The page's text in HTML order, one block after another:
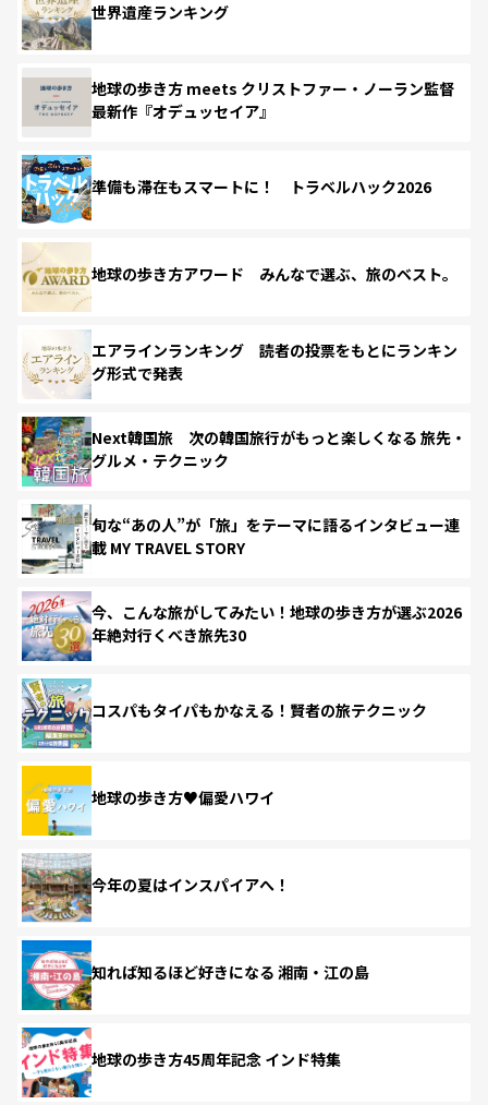
世界遺産ランキング
地球の歩き方 meets クリストファー・ノーラン監督
最新作『オデュッセイア』
準備も滞在もスマートに！ トラベルハック2026
地球の歩き方アワード みんなで選ぶ、旅のベスト。
エアラインランキング 読者の投票をもとにランキン
グ形式で発表
Next韓国旅 次の韓国旅行がもっと楽しくなる 旅先・
グルメ・テクニック
旬な“あの人”が「旅」をテーマに語るインタビュー連
載 MY TRAVEL STORY
今、こんな旅がしてみたい！地球の歩き方が選ぶ2026
年絶対行くべき旅先30
コスパもタイパもかなえる！賢者の旅テクニック
地球の歩き方♥偏愛ハワイ
今年の夏はインスパイアへ！
知れば知るほど好きになる 湘南・江の島
地球の歩き方45周年記念 インド特集